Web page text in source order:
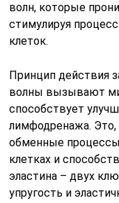
волн, которые
стимулируя
клеток.
Принцип действия
волны вызывают
способствует
лимфодренажа. Это,
обменные
клетках и
эластина – двух
упругость и